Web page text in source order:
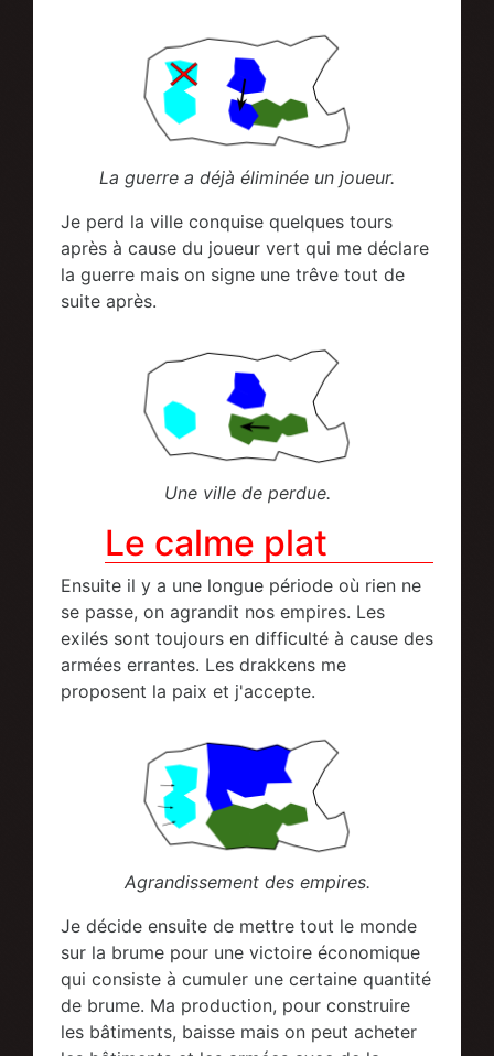
La guerre a déjà éliminée un joueur.
Je perd la ville conquise quelques tours
après à cause du joueur vert qui me déclare
la guerre mais on signe une trêve tout de
suite après.
Une ville de perdue.
Le calme plat
Ensuite il y a une longue période où rien ne
se passe, on agrandit nos empires. Les
exilés sont toujours en difficulté à cause des
armées errantes. Les drakkens me
proposent la paix et j'accepte.
Agrandissement des empires.
Je décide ensuite de mettre tout le monde
sur la brume pour une victoire économique
qui consiste à cumuler une certaine quantité
de brume. Ma production, pour construire
les bâtiments, baisse mais on peut acheter